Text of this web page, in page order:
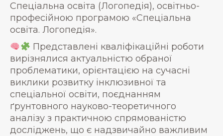
Спеціальна освіта (Логопедія), освітньо-
професійною програмою «Спеціальна
освіта. Логопедія».
Представлені кваліфікаційні роботи
вирізнялися актуальністю обраної
проблематики, орієнтацією на сучасні
виклики розвитку інклюзивної та
спеціальної освіти, поєднанням
ґрунтовного науково-теоретичного
аналізу з практичною спрямованістю
досліджень, що є надзвичайно важливим